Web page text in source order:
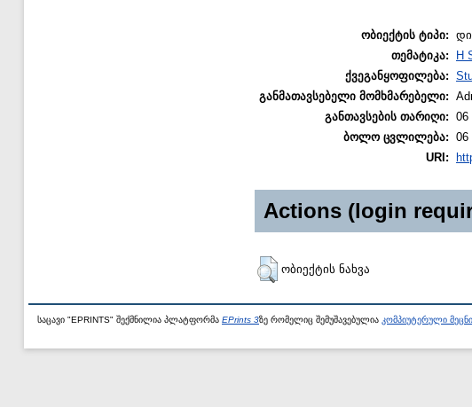
ობიექტის ტიპი:
თემატიკა:
H
ქვეგანყოფილება:
განმათავსებელი მომხმარებელი:
განთავსების თარიღი: 06
ბოლო ცვლილება: 06
URI:
Actions (login
ობიექტის ნახვა
საცავი "EPRINTS" შექმნილია პლატფორმა EPrints 3ზე რომელიც შემუშავებულია კომპიუტერული